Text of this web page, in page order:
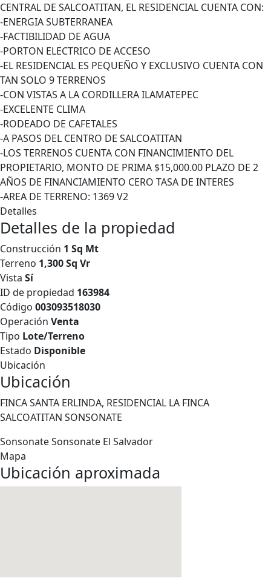
CENTRAL DE SALCOATITAN, EL RESIDENCIAL CUENTA CON:
-ENERGIA SUBTERRANEA
-FACTIBILIDAD DE AGUA
-PORTON ELECTRICO DE ACCESO
-EL RESIDENCIAL ES PEQUEÑO Y EXCLUSIVO CUENTA CON
TAN SOLO 9 TERRENOS
-CON VISTAS A LA CORDILLERA ILAMATEPEC
-EXCELENTE CLIMA
-RODEADO DE CAFETALES
-A PASOS DEL CENTRO DE SALCOATITAN
-LOS TERRENOS CUENTA CON FINANCIMIENTO DEL
PROPIETARIO, MONTO DE PRIMA $15,000.00 PLAZO DE 2
AÑOS DE FINANCIAMIENTO CERO TASA DE INTERES
-AREA DE TERRENO: 1369 V2
Detalles
Detalles de la propiedad
Construcción 1 Sq Mt
Terreno 1,300 Sq Vr
Vista Sí
ID de propiedad 163984
Código 003093518030
Operación Venta
Tipo Lote/Terreno
Estado Disponible
Ubicación
Ubicación
FINCA SANTA ERLINDA, RESIDENCIAL LA FINCA
SALCOATITAN SONSONATE
SonsonateSonsonate El Salvador
Mapa
Ubicación aproximada